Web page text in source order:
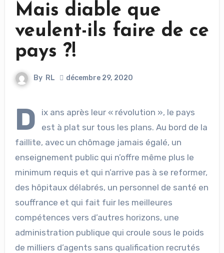
Mais diable que
veulent-ils faire de ce
pays ?!
By RL décembre 29, 2020
D
ix ans après leur « révolution », le pays
est à plat sur tous les plans. Au bord de la
faillite, avec un chômage jamais égalé, un
enseignement public qui n’offre même plus le
minimum requis et qui n’arrive pas à se reformer,
des hôpitaux délabrés, un personnel de santé en
souffrance et qui fait fuir les meilleures
compétences vers d’autres horizons, une
administration publique qui croule sous le poids
de milliers d’agents sans qualification recrutés